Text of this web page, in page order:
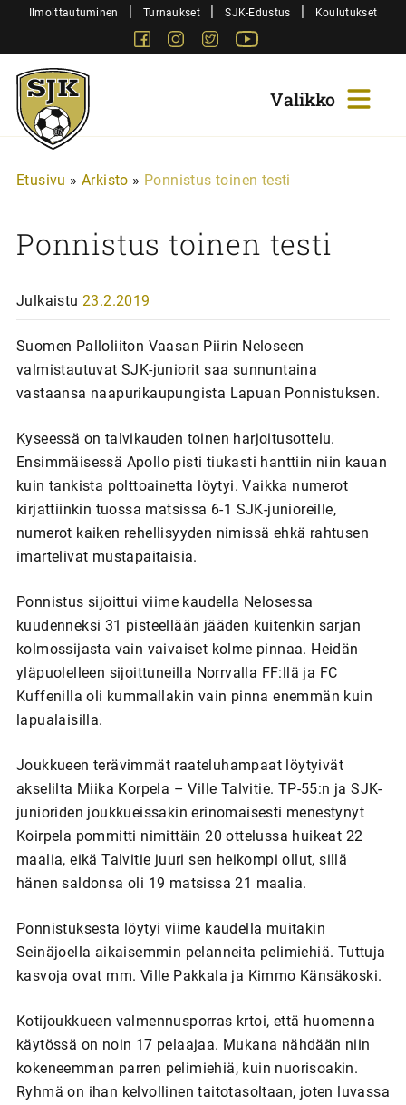
SiirryIlmoittautuminen | Turnaukset | SJK-Edustus | Koulutukset
FacebookInstagram
Twitter
Sjk-
Juniorit
Etusivu » Arkisto » Ponnistus toinen testi
Ponnistus toinen testi
Julkaistu 23.2.2019
Suomen Palloliiton Vaasan Piirin Neloseen
valmistautuvat SJK-juniorit saa sunnuntaina
vastaansa naapurikaupungista Lapuan Ponnistuksen.
Kyseessä on talvikauden toinen harjoitusottelu.
Ensimmäisessä Apollo pisti tiukasti hanttiin niin kauan
kuin tankista polttoainetta löytyi. Vaikka numerot
kirjattiinkin tuossa matsissa 6-1 SJK-junioreille,
numerot kaiken rehellisyyden nimissä ehkä rahtusen
imartelivat mustapaitaisia.
Ponnistus sijoittui viime kaudella Nelosessa
kuudenneksi 31 pisteellään jääden kuitenkin sarjan
kolmossijasta vain vaivaiset kolme pinnaa. Heidän
yläpuolelleen sijoittuneilla Norrvalla FF:llä ja FC
Kuffenilla oli kummallakin vain pinna enemmän kuin
lapualaisilla.
Joukkueen terävimmät raateluhampaat löytyivät
akselilta Miika Korpela – Ville Talvitie. TP-55:n ja SJK-
junioriden joukkueissakin erinomaisesti menestynyt
Koirpela pommitti nimittäin 20 ottelussa huikeat 22
maalia, eikä Talvitie juuri sen heikompi ollut, sillä
hänen saldonsa oli 19 matsissa 21 maalia.
Ponnistuksesta löytyi viime kaudella muitakin
Seinäjoella aikaisemmin pelanneita pelimiehiä. Tuttuja
kasvoja ovat mm. Ville Pakkala ja Kimmo Känsäkoski.
Kotijoukkueen valmennusporras krtoi, että huomenna
käytössä on noin 17 pelaajaa. Mukana nähdään niin
kokeneemman parren pelimiehiä, kuin nuorisoakin.
Ryhmä on ihan kelvollinen taitotasoltaan, joten luvassa